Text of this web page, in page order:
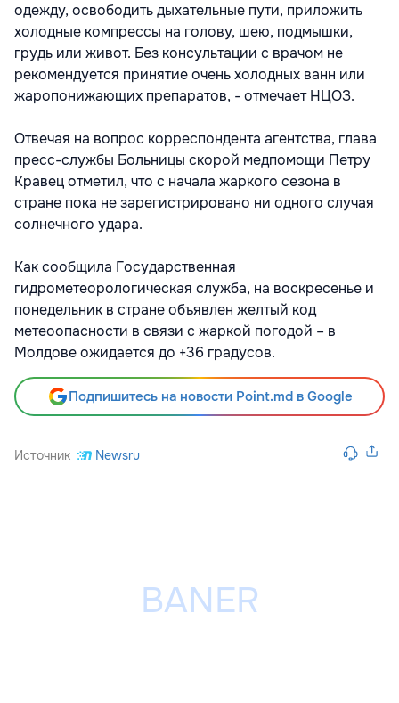
одежду, освободить дыхательные пути, приложить
холодные компрессы на голову, шею, подмышки,
грудь или живот. Без консультации с врачом не
рекомендуется принятие очень холодных ванн или
жаропонижающих препаратов, - отмечает НЦОЗ.
Отвечая на вопрос корреспондента агентства, глава
пресс-службы Больницы скорой медпомощи Петру
Кравец отметил, что с начала жаркого сезона в
стране пока не зарегистрировано ни одного случая
солнечного удара.
Как сообщила Государственная
гидрометеорологическая служба, на воскресенье и
понедельник в стране объявлен желтый код
метеоопасности в связи с жаркой погодой – в
Молдове ожидается до +36 градусов.
Подпишитесь на новости Point.md в Google
Источник Newsru